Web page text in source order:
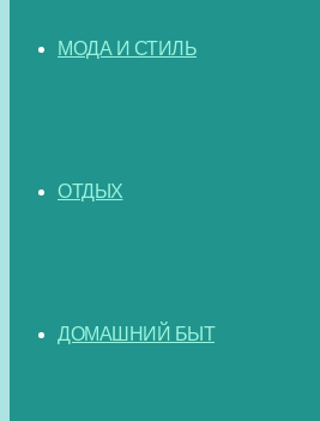
МОДА И СТИЛЬ
ОТДЫХ
ДОМАШНИЙ БЫТ